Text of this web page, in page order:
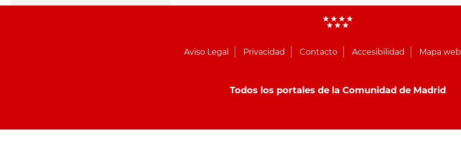
Aviso Legal Privacidad Contacto Accesibilidad Mapa web
Todos los portales de la Comunidad de Madrid